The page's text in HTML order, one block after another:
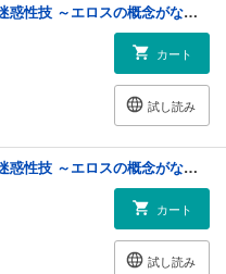
【単話版】転生領主の迷惑性技 ～エロスの概念がない世界で現代の知識を使ってみたら～（フルカラー） 第17話 友への告白
カート
試し読み
【単話版】転生領主の迷惑性技 ～エロスの概念がない世界で現代の知識を使ってみたら～（フルカラー） 第18話 机の下で
カート
試し読み